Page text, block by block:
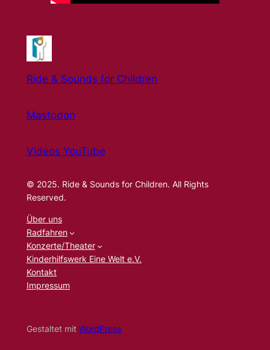
Ride & Sounds for Children
Mastodon
Videos YouTube
© 2025. Ride & Sounds for Children. All Rights
Reserved.
Über uns
Radfahren
Konzerte/Theater
Kinderhilfswerk Eine Welt e.V.
Kontakt
Impressum
Gestaltet mit WordPress